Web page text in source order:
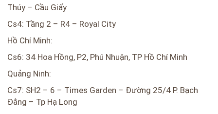
Thúy – Cầu Giấy
Cs4: Tầng 2 – R4 – Royal City
Hồ Chí Minh:
Cs6: 34 Hoa Hồng, P2, Phú Nhuận, TP Hồ Chí Minh
Quảng Ninh:
Cs7: SH2 – 6 – Times Garden – Đường 25/4 P. Bạch
Đằng – Tp Hạ Long